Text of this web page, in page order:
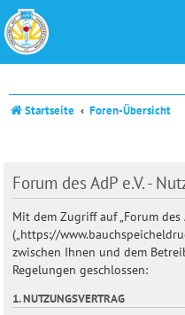
Startseite Foren-Übersicht
Forum des AdP e.V. -
Mit dem Zugriff auf „Forum des
(„https://
zwischen Ihnen und dem
Regelungen geschlossen:
1. NUTZUNGSVERTRAG